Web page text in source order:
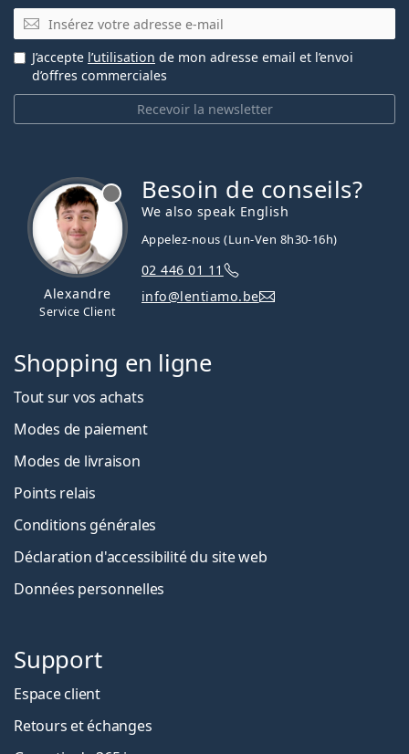
E-mail
Recevoir la newsletter
J’accepte l’utilisation de mon adresse email et l’envoi
d’offres commerciales
Alexandre
Service Client
Besoin de conseils?
We also speak English
Appelez-nous (Lun-Ven 8h30-16h)
02 446 01 11
info@lentiamo.be
Shopping en ligne
Tout sur vos achats
Modes de paiement
Modes de livraison
Points relais
Conditions générales
Déclaration d'accessibilité du site web
Données personnelles
Support
Espace client
Retours et échanges